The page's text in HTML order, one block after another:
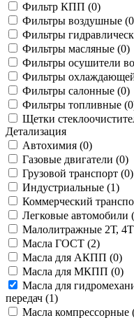
Фильтр КПП (0)
Фильтры воздушные (0
Фильтры
Фильтры масляные (0)
Фильтры осушители
Фильтры
Фильтры салонные (0)
Фильтры топливные (0
Щетки
Детализация
Автохимия (0)
Газовые двигатели (0)
Грузовой транспорт (0)
Индустриальные (1)
Коммерческий
Легковые автомобили (
Малолитражные 2Т, 4Т
Масла ГОСТ (2)
Масла для АКПП (0)
Масла для МКПП (0)
Масла для
передач (1)
Масла компрессорные